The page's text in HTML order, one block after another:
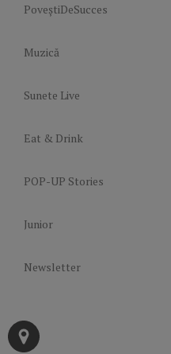
PoveștiDeSucces
Muzică
Sunete Live
Eat & Drink
POP-UP Stories
Junior
Newsletter